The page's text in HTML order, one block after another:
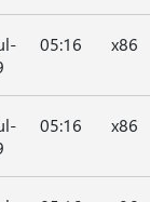
05:16 x86
05:16 x86